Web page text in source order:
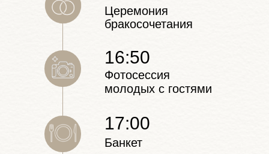
Церемония
бракосочетания
Фотосессия
молодых с гостями
16:50
17:00
Банкет